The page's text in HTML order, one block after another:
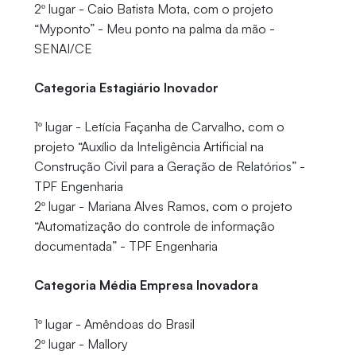
2º lugar - Caio Batista Mota, com o projeto
“Myponto” - Meu ponto na palma da mão -
SENAI/CE
Categoria Estagiário Inovador
1º lugar - Letícia Façanha de Carvalho, com o
projeto “Auxílio da Inteligência Artificial na
Construção Civil para a Geração de Relatórios” -
TPF Engenharia
2º lugar - Mariana Alves Ramos, com o projeto
“Automatização do controle de informação
documentada” - TPF Engenharia
Categoria Média Empresa Inovadora
1º lugar - Amêndoas do Brasil
2º lugar - Mallory